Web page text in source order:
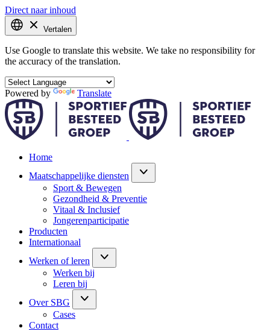
Direct naar inhoud
Vertalen
Use Google to translate this website. We take no responsibility for
the accuracy of the translation.
Powered by Translate
Home
Maatschappelijke diensten
Sport & Bewegen
Gezondheid & Preventie
Vitaal & Inclusief
Jongerenparticipatie
Producten
Internationaal
Werken of leren
Werken bij
Leren bij
Over SBG
Cases
Contact